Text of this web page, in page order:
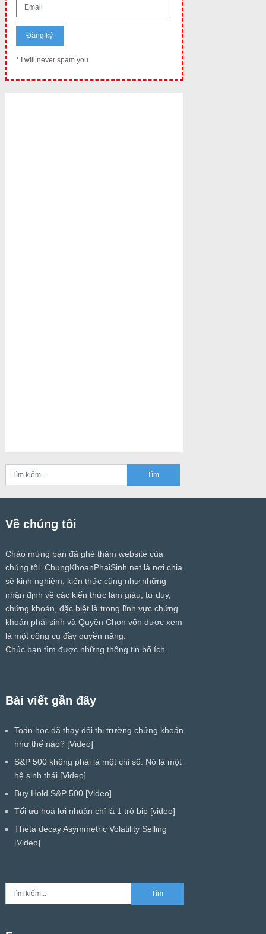
* I will never spam you
Về chúng tôi
Chào mừng bạn đã ghé thăm website của
chúng tôi. ChungKhoanPhaiSinh.netlà nơi chia
sẻ kinh nghiệm, kiến thức cũng như những
nhận định về các kiến thức làm giàu, tư duy,
chứng khoán, đặc biệt là trong lĩnh vực chứng
khoán phái sinh và Quyền Chọn vốn được xem
là một công cụ đầy quyền năng.
Chúc bạn tìm được những thông tin bổ ích.
Bài viết gần đây
Toán học đã thay đổi thị trường chứng khoán
như thế nào? [Video]
S&P 500 không phải là một chỉ số. Nó là một
hệ sinh thái [Video]
Buy Hold S&P 500 [Video]
Tối ưu hoá lợi nhuận chỉ là 1 trò bịp [video]
Theta decay Asymmetric Volatility Selling
[Video]